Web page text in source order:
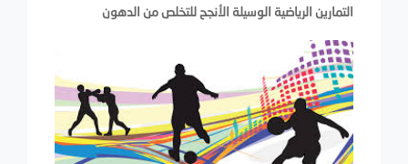
التمارين الرياضية الوسيلة الأنجح للتخلص من الدهون